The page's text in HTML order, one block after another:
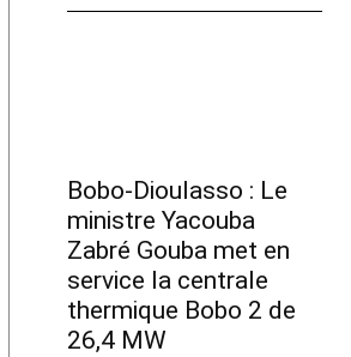
Bobo-Dioulasso : Le
ministre Yacouba
Zabré Gouba met en
service la centrale
thermique Bobo 2 de
26,4 MW